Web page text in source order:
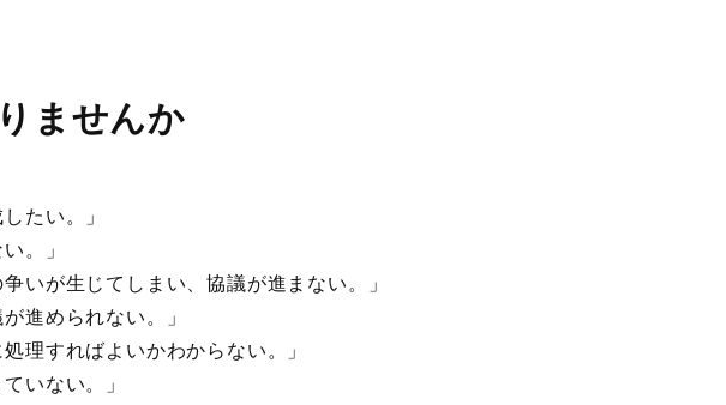
ませんか
たい。」
。」
いが生じてしまい、協議が進まない。」
進められない。」
理すればよいかわからない。」
いない。」